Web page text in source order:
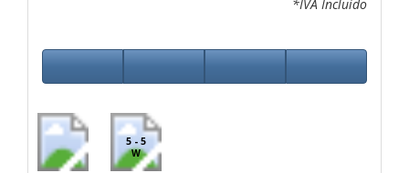
*IVA Incluido
5 - 5
W